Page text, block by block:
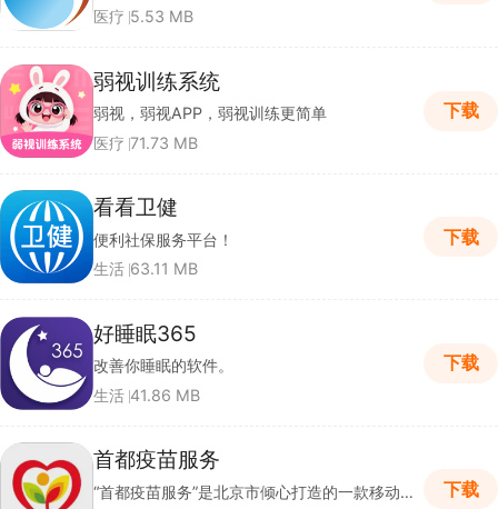
医疗 5.53 MB
弱视训练系统
弱视，弱视APP，弱视训练更简单
医疗 71.73 MB
下载
看看卫健
便利社保服务平台！
生活 63.11 MB
下载
好睡眠365
改善你睡眠的软件。
生活 41.86 MB
下载
首都疫苗服务
“首都疫苗服务”是北京市倾心打造的一款移动应用服务平台。
下载